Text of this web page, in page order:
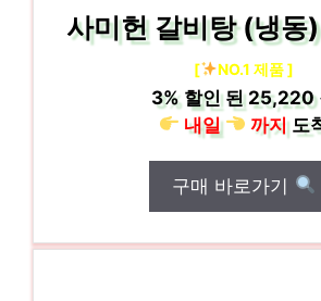
사미헌 갈비탕 (냉동
[ NO.1 제품 ]
3%할인 된25,220
내일
까지도
구매 바로가기